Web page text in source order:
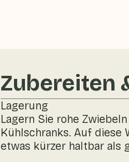
Zubereiten
Lagerung
Lagern Sie rohe
Kühlschranks. Auf diese
etwas kürzer haltbar als